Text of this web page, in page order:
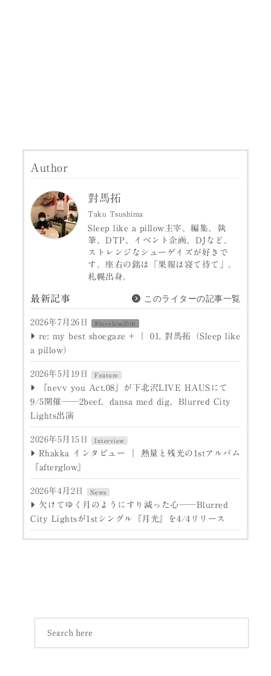
Author
對馬拓
Taku Tsushima
Sleep like a pillow主宰。編集、執
筆、DTP、イベント企画、DJなど。
ストレンジなシューゲイズが好きで
す。座右の銘は「果報は寝て待て」。
札幌出身。
最新記事 このライターの記事一覧
2026年7月26日 #loveless35th
re: my best shoegaze + ｜ 01. 對馬拓（Sleep like
a pillow）
2026年5月19日 Feature
『nevv you Act.08』が下北沢LIVE HAUSにて
9/5開催──2beef、dansa med dig、Blurred City
Lights出演
2026年5月15日 Interview
Rhakka インタビュー ｜ 熱量と残光の1stアルバム
『afterglow』
2026年4月2日 News
欠けてゆく月のようにすり減った心──Blurred
City Lightsが1stシングル『月光』を4/4リリース